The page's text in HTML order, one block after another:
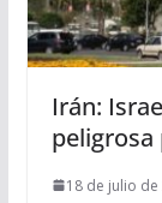
Irán:
peligrosa
18 de julio de